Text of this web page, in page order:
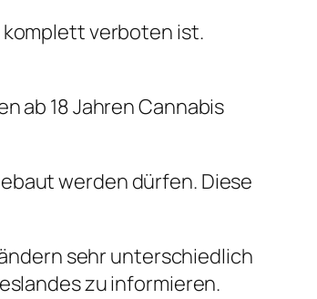
komplett verboten ist.
ab 18 Jahren Cannabis
werden dürfen. Diese
sehr unterschiedlich
zu informieren.